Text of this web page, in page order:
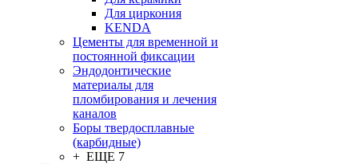
Для циркония
KENDA
Цементы для временной и
постоянной фиксации
Эндодонтические
материалы для
пломбирования и лечения
каналов
Боры твердосплавные
(карбидные)
+ ЕЩЕ 7